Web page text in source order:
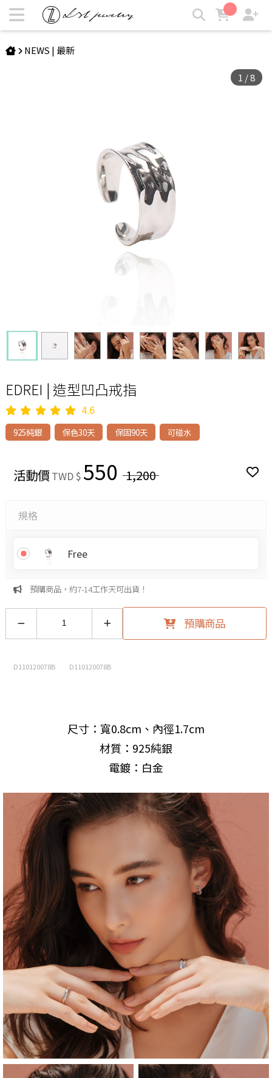
EDREI | 造型凹凸戒指 | LZL Jewelry 輕珠寶飾品
NEWS | 最新
1 /8
EDREI | 造型凹凸戒指
4.6
925純銀 保色30天 保固90天 可碰水
活動價TWD $550 1,200
規格
Free
預購商品，約7-14工作天可出貨！
預購商品
D110120078B D110120078B
尺寸：寬0.8cm、內徑1.7cm
材質：925純銀
電鍍：白金